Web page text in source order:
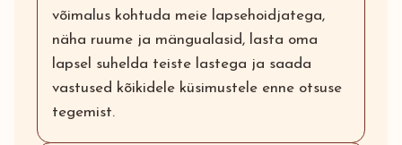
võimalus kohtuda meie lapsehoidjatega,
näha ruume ja mängualasid, lasta oma
lapsel suhelda teiste lastega ja saada
vastused kõikidele küsimustele enne otsuse
tegemist.